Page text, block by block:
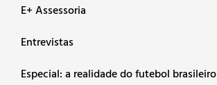
E+ Assessoria
Entrevistas
Especial: a realidade do futebol brasileiro